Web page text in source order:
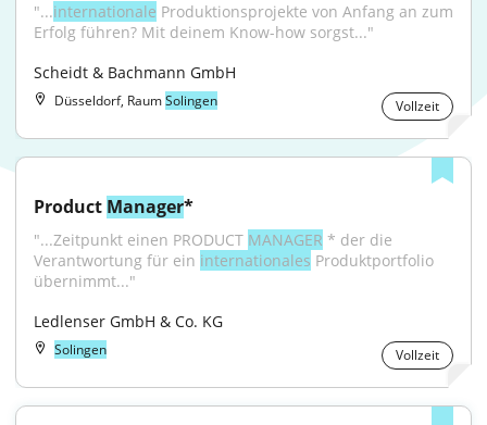
"...internationale Produktionsprojekte von Anfang an zum
Erfolg führen? Mit deinem Know-how sorgst..."
Scheidt & Bachmann GmbH
Düsseldorf, RaumSolingen Vollzeit
Product Manager*
"...Zeitpunkt einen PRODUCT MANAGER * der die
Verantwortung für ein internationales Produktportfolio
übernimmt..."
Ledlenser GmbH & Co. KG
Solingen Vollzeit